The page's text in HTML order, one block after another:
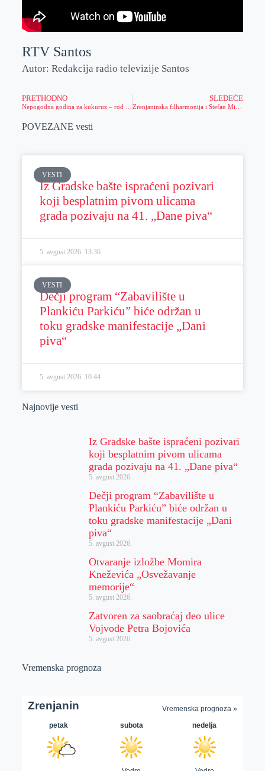
RTV Santos
Autor: Redakcija radio televizije Santos
PRETHODNO SLEDEĆE
POVEZANE vesti
VESTI
Iz Gradske bašte ispraćeni pozivari
koji besplatnim pivom ulicama
grada pozivaju na 41. „Dane piva“
5. avgust 2026. 13:36
VESTI
Dečji program “Zabavilište u
Plankiću Parkiću” biće održan u
toku gradske manifestacije „Dani
piva“
5. avgust 2026. 10:44
Najnovije vesti
Iz Gradske bašte ispraćeni pozivari
koji besplatnim pivom ulicama
grada pozivaju na 41. „Dane piva“
5. avgust 2026.
Dečji program “Zabavilište u
Plankiću Parkiću” biće održan u
toku gradske manifestacije „Dani
piva“
5. avgust 2026.
Otvaranje izložbe Momira
Kneževića „Osvežavanje
memorije“
5. avgust 2026.
Zatvoren za saobraćaj deo ulice
Vojvode Petra Bojovića
5. avgust 2026.
Vremenska prognoza